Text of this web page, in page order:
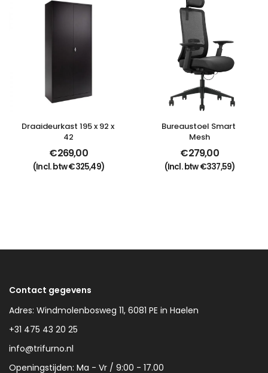
Draaideurkast 195 x 92 x
42
€269,00
(Incl. btw€325,49)
Bureaustoel Smart
Mesh
€279,00
(Incl. btw€337,59)
Contact gegevens
Adres: Windmolenbosweg 11, 6081 PE in Haelen
+31 475 43 20 25
info@trifurno.nl
Openingstijden: Ma - Vr / 9:00 - 17.00